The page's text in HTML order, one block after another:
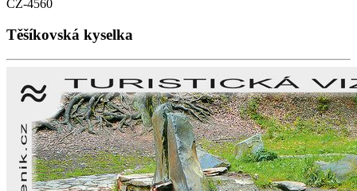
CZ-4560
Těšíkovská kyselka